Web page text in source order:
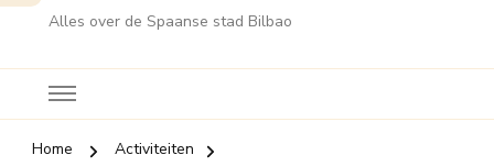
Alles over de Spaanse stad Bilbao
Home
Activiteiten